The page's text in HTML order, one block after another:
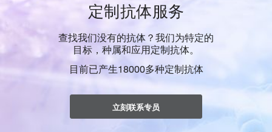
定制抗体服务
查找我们没有的抗体？我们为特定的
目标，种属和应用定制抗体。
目前已产生18000多种定制抗体
立刻联系专员